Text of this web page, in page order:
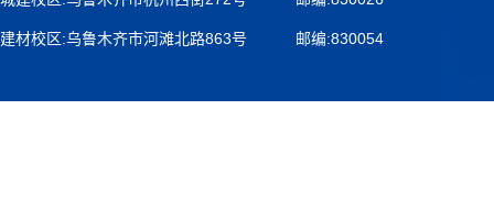
建材校区:乌鲁木齐市河滩北路863号 邮编:830054